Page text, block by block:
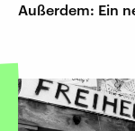
Außerdem: Ein